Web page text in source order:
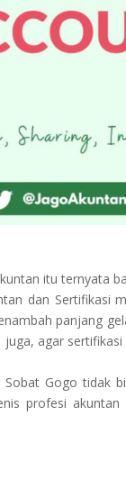
itu ternyata
dan Sertifikasi
panjang
agar
Gogo tidak
profesi